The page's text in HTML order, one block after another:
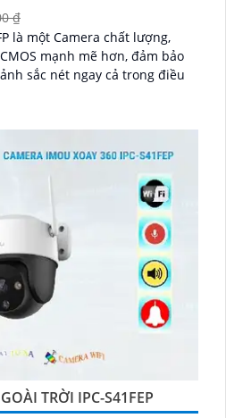
₫
là một Camera chất lượng,
mạnh mẽ hơn, đảm bảo
sắc nét ngay cả trong điều
TRỜI IPC-S41FEP